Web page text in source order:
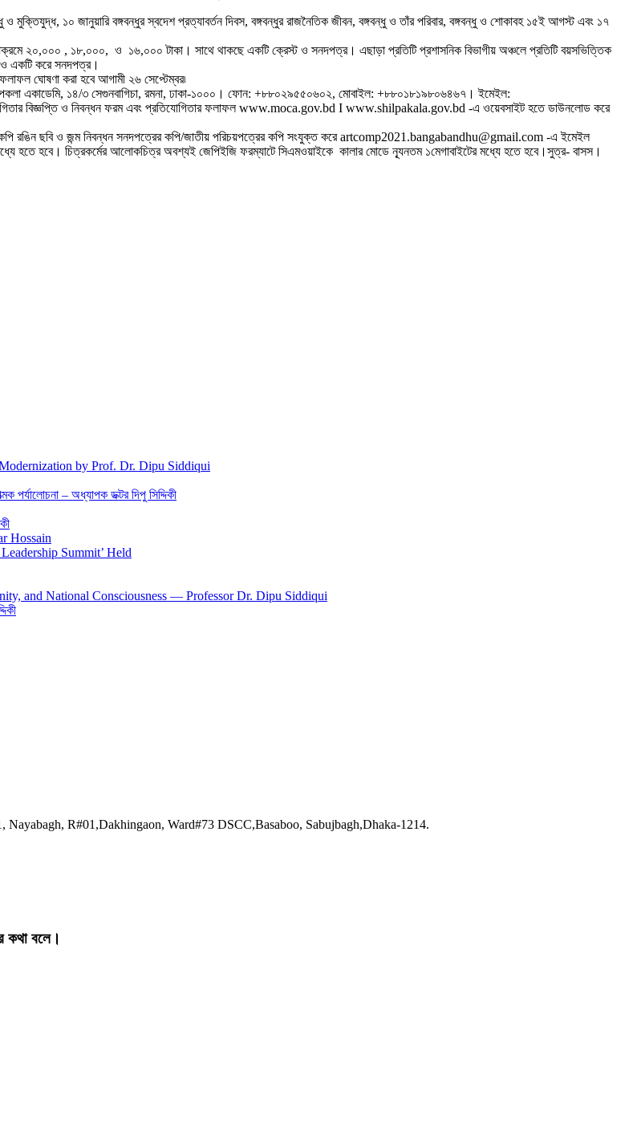
ও মুক্তিযুদ্ধ, ১০ জানুয়ারি বঙ্গবন্ধুর স্বদেশ প্রত্যাবর্তন দিবস, বঙ্গবন্ধুর রাজনৈতিক জীবন, বঙ্গবন্ধু ও তাঁর পরিবার, বঙ্গবন্ধু ও শোকাবহ ১৫ই আগস্ট এবং ১৭
২০,০০০ , ১৮,০০০, ও ১৬,০০০ টাকা। সাথে থাকছে একটি ক্রেস্ট ও সনদপত্র। এছাড়া প্রতিটি প্রশাসনিক বিভাগীয় অঞ্চলে প্রতিটি বয়সভিত্তিক
ও একটি করে সনদপত্র।
ঘোষণা করা হবে আগামী ২৬ সেপ্টেম্বর৷
একাডেমি, ১৪/৩ সেগুনবাগিচা, রমনা, ঢাকা-১০০০। ফোন: +৮৮০২৯৫৫০৬০২, মোবাইল: +৮৮০১৮১৯৮০৬৪৬৭। ইমেইল:
বিজ্ঞপ্তি ও নিবন্ধন ফরম এবং প্রতিযোগিতার ফলাফল www.moca.gov.bd I www.shilpakala.gov.bd -এ ওয়েবসাইট হতে ডাউনলোড করে
রঙিন ছবি ও জন্ম নিবন্ধন সনদপত্রের কপি/জাতীয় পরিচয়পত্রের কপি সংযুক্ত করে artcomp2021.bangabandhu@gmail.com -এ ইমেইল
হতে হবে। চিত্রকর্মের আলোকচিত্র অবশ্যই জেপিইজি ফরম্যাটে সিএমওয়াইকে কালার মোডে ন্যূনতম ১মেগাবাইটের মধ্যে হতে হবে।সুত্র- বাসস।
by Prof. Dr. Dipu Siddiqui
পর্যালোচনা – অধ্যাপক ডক্টর দিপু সিদ্দিকী
Hossain
Summit’ Held
and National Consciousness — Professor Dr. Dipu Siddiqui
R#01,Dakhingaon, Ward#73 DSCC,Basaboo, Sabujbagh,Dhaka-1214.
কথা বলে।